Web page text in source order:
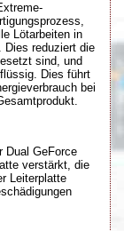
Lötarbeiten in
Dies reduziert die
sind, und
Dies führt
bei
Dual GeForce
verstärkt, die
Leiterplatte